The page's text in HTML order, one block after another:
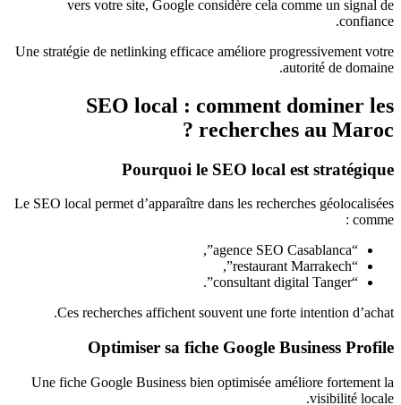
vers votre site, Google considère cela comme un signal de
confiance.
Une stratégie de netlinking efficace améliore progressivement votre
autorité de domaine.
SEO local : comment dominer les
recherches au Maroc ?
Pourquoi le SEO local est stratégique
Le SEO local permet d’apparaître dans les recherches géolocalisées
comme :
“agence SEO Casablanca”,
“restaurant Marrakech”,
“consultant digital Tanger”.
Ces recherches affichent souvent une forte intention d’achat.
Optimiser sa fiche Google Business Profile
Une fiche Google Business bien optimisée améliore fortement la
visibilité locale.